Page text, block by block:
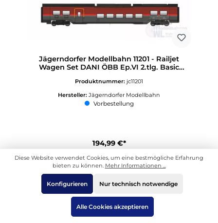
Jägerndorfer Modellbahn 11201 - Railjet
Wagen Set DANI ÖBB Ep.VI 2.tlg. Basic
Produktnummer: jc11201
Hersteller: Jägerndorfer Modellbahn
Vorbestellung
194,99 €*
In den Warenkorb
SeiteSeite
3 Seite
4 Seite
5
Diese Website verwendet Cookies, um eine bestmögliche Erfahrung
bieten zu können. Mehr Informationen ...
Nur technisch notwendige
Konfigurieren
Alle Cookies akzeptieren